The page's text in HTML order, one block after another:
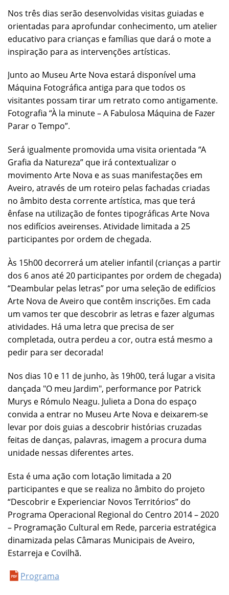
Nos três dias serão desenvolvidas visitas guiadas e
orientadas para aprofundar conhecimento, um atelier
educativo para crianças e famílias que dará o mote a
inspiração para as intervenções artísticas.
Junto ao Museu Arte Nova estará disponível uma
Máquina Fotográfica antiga para que todos os
visitantes possam tirar um retrato como antigamente.
Fotografia “À la minute – A Fabulosa Máquina de Fazer
Parar o Tempo”.
Será igualmente promovida uma visita orientada “A
Grafia da Natureza” que irá contextualizar o
movimento Arte Nova e as suas manifestações em
Aveiro, através de um roteiro pelas fachadas criadas
no âmbito desta corrente artística, mas que terá
ênfase na utilização de fontes tipográficas Arte Nova
nos edifícios aveirenses. Atividade limitada a 25
participantes por ordem de chegada.
Às 15h00 decorrerá um atelier infantil (crianças a partir
dos 6 anos até 20 participantes por ordem de chegada)
“Deambular pelas letras” por uma seleção de edifícios
Arte Nova de Aveiro que contêm inscrições. Em cada
um vamos ter que descobrir as letras e fazer algumas
atividades. Há uma letra que precisa de ser
completada, outra perdeu a cor, outra está mesmo a
pedir para ser decorada!
Nos dias 10 e 11 de junho, às 19h00, terá lugar a visita
dançada "O meu Jardim", performance por Patrick
Murys e Rómulo Neagu. Julieta a Dona do espaço
convida a entrar no Museu Arte Nova e deixarem-se
levar por dois guias a descobrir histórias cruzadas
feitas de danças, palavras, imagem a procura duma
unidade nessas diferentes artes.
Esta é uma ação com lotação limitada a 20
participantes e que se realiza no âmbito do projeto
“Descobrir e Experienciar Novos Territórios” do
Programa Operacional Regional do Centro 2014 – 2020
– Programação Cultural em Rede, parceria estratégica
dinamizada pelas Câmaras Municipais de Aveiro,
Estarreja e Covilhã.
Programa